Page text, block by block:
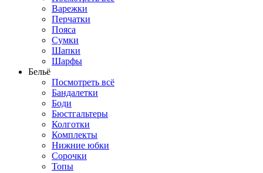
Варежки
Перчатки
Пояса
Сумки
Шапки
Шарфы
Бельё
Посмотреть всё
Бандалетки
Боди
Бюстгальтеры
Колготки
Комплекты
Нижние юбки
Сорочки
Топы